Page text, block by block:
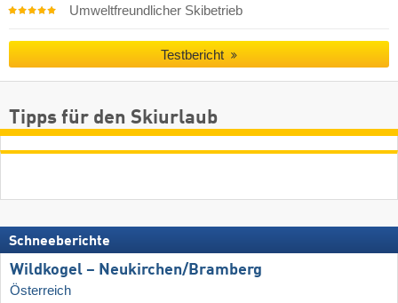
Umweltfreundlicher Skibetrieb
Testbericht
Tipps für den Skiurlaub
Schneeberichte
Wildkogel – Neukirchen/​Bramberg
Österreich